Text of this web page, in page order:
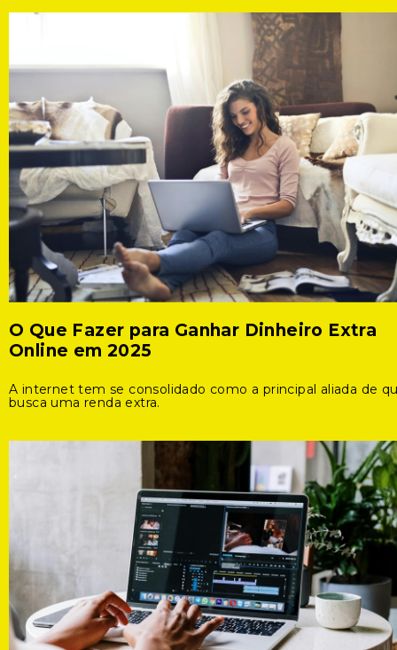
O Que Fazer para Ganhar Dinheiro Extra
Online em 2025
A internet tem se consolidado como a principal aliada de
busca uma renda extra.